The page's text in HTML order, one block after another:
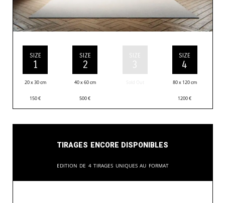
SIZE
1
20 x 30 cm
150€
SIZE
2
40 x 60 cm
500€
SIZE
3
SIZE
4
80 x 120 cm
1200€
Tirages encore disponibles
Edition de 4 tirages uniques au format